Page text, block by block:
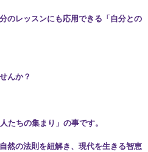
のレッスンにも応用できる「自分との
んか？
ちの集まり」の事です。
然の法則を紐解き、現代を生きる智恵